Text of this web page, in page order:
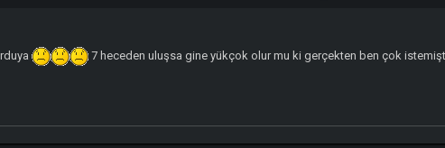
7 heceden uluşsa gine yükçok olur mu ki gerçekten ben çok